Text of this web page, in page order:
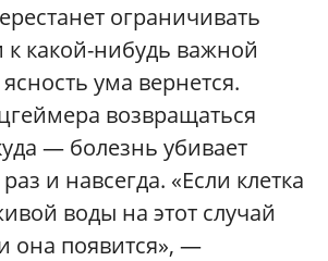
ограничивать
к какой-нибудь важной
ума вернется.
возвращаться
— болезнь убивает
и навсегда. «Если клетка
воды на этот случай
она появится», —